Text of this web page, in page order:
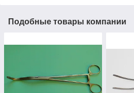
Подобные товары компании